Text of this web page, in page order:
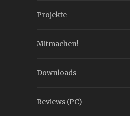
Projekte
Mitmachen!
Downloads
Reviews (PC)